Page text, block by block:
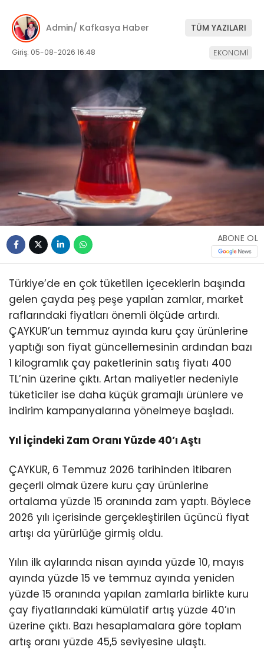
Admin/ Kafkasya Haber TÜM YAZILARI
Giriş: 05-08-2026 16:48 EKONOMİ
ABONE OL
Türkiye’de en çok tüketilen içeceklerin başında
gelen çayda peş peşe yapılan zamlar, market
raflarındaki fiyatları önemli ölçüde artırdı.
ÇAYKUR’un temmuz ayında kuru çay ürünlerine
yaptığı son fiyat güncellemesinin ardından bazı
1 kilogramlık çay paketlerinin satış fiyatı 400
TL’nin üzerine çıktı. Artan maliyetler nedeniyle
tüketiciler ise daha küçük gramajlı ürünlere ve
indirim kampanyalarına yönelmeye başladı.
Yıl İçindeki Zam Oranı Yüzde 40’ı Aştı
ÇAYKUR, 6 Temmuz 2026 tarihinden itibaren
geçerli olmak üzere kuru çay ürünlerine
ortalama yüzde 15 oranında zam yaptı. Böylece
2026 yılı içerisinde gerçekleştirilen üçüncü fiyat
artışı da yürürlüğe girmiş oldu.
Yılın ilk aylarında nisan ayında yüzde 10, mayıs
ayında yüzde 15 ve temmuz ayında yeniden
yüzde 15 oranında yapılan zamlarla birlikte kuru
çay fiyatlarındaki kümülatif artış yüzde 40’ın
üzerine çıktı. Bazı hesaplamalara göre toplam
artış oranı yüzde 45,5 seviyesine ulaştı.